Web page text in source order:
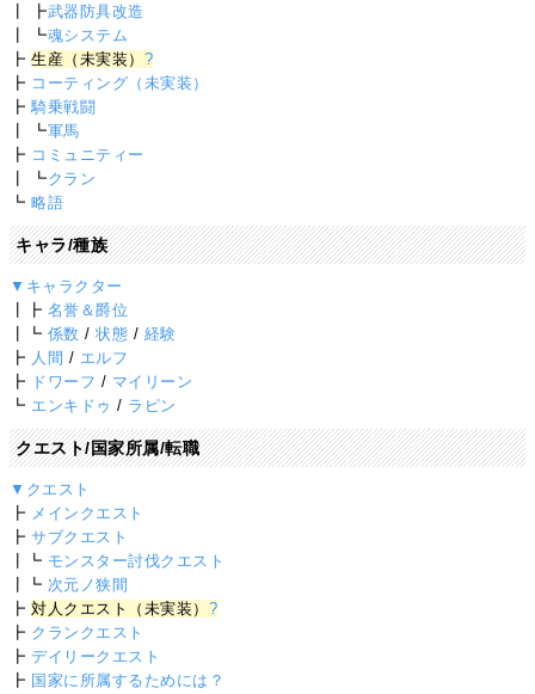
┃ ┣武器防具改造
┃ ┗魂システム
┣生産（未実装） ?
┣ コーティング（未実装）
┣騎乗戦闘
┃ ┗軍馬
┣ コミュニティー
┃ ┗クラン
┗略語
キャラ/種族
▼キャラクター
┃┣ 名誉＆爵位
┃┗ 係数 /状態 / 経験
┣ 人間 / エルフ
┣ ドワーフ / マイリーン
┗ エンキドゥ / ラピン
クエスト/国家所属/転職
▼クエスト
┣ メインクエスト
┣サブクエスト
┃┗ モンスター討伐クエスト
┃┗ 次元ノ狭間
┣対人クエスト（未実装） ?
┣ クランクエスト
┣デイリークエスト
┣ 国家に所属するためには？